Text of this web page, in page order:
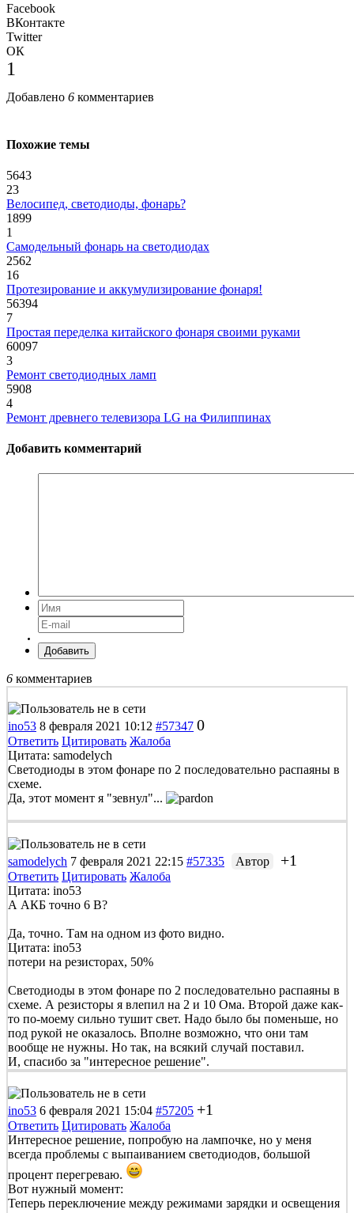
Facebook
ВКонтакте
Twitter
ОК
1
Добавлено 6 комментариев
Похожие темы
5643
23
Велосипед, светодиоды, фонарь?
1899
1
Самодельный фонарь на светодиодах
2562
16
Протезирование и аккумулизирование фонаря!
56394
7
Простая переделка китайского фонаря своими руками
60097
3
Ремонт светодиодных ламп
5908
4
Ремонт древнего телевизора LG на Филиппинах
Добавить комментарий
Добавить
6 комментариев
ino53 8 февраля 2021 10:12 #57347 0
Ответить Цитировать Жалоба
Цитата: samodelych
Светодиоды в этом фонаре по 2 последовательно распаяны в
схеме.
Да, этот момент я "зевнул"...
samodelych 7 февраля 2021 22:15 #57335 Автор +1
Ответить Цитировать Жалоба
Цитата: ino53
А АКБ точно 6 В?
Да, точно. Там на одном из фото видно.
Цитата: ino53
потери на резисторах, 50%
Светодиоды в этом фонаре по 2 последовательно распаяны в
схеме. А резисторы я влепил на 2 и 10 Ома. Второй даже как-
то по-моему сильно тушит свет. Надо было бы поменьше, но
под рукой не оказалось. Вполне возможно, что они там
вообще не нужны. Но так, на всякий случай поставил.
И, спасибо за "интересное решение".
ino53 6 февраля 2021 15:04 #57205 +1
Ответить Цитировать Жалоба
Интересное решение, попробую на лампочке, но у меня
всегда проблемы с выпаиванием светодиодов, большой
процент перегреваю.
Вот нужный момент:
Теперь переключение между режимами зарядки и освещения